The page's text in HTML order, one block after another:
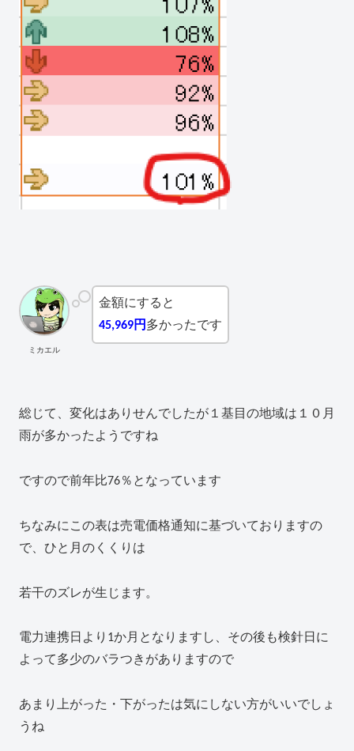
ミカエル
金額にすると
45,969円 多かったです
総じて、変化はありせんでしたが１基目の地域は１０月
雨が多かったようですね
ですので前年比76％となっています
ちなみにこの表は売電価格通知に基づいておりますの
で、ひと月のくくりは
若干のズレが生じます。
電力連携日より1か月となりますし、その後も検針日に
よって多少のバラつきがありますので
あまり上がった・下がったは気にしない方がいいでしょ
うね